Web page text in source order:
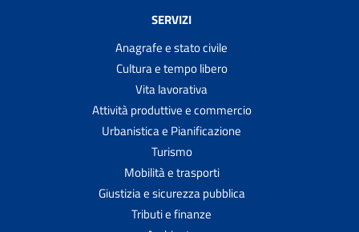
SERVIZI
Anagrafe e stato civile
Cultura e tempo libero
Vita lavorativa
Attività produttive e commercio
Urbanistica e Pianificazione
Turismo
Mobilità e trasporti
Giustizia e sicurezza pubblica
Tributi e finanze